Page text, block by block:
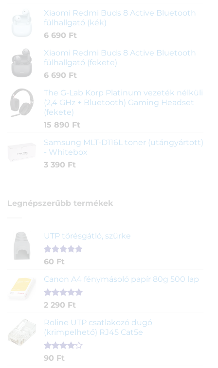
Xiaomi Redmi Buds 8 Active Bluetooth
fülhallgató (kék)
6 690 Ft
Xiaomi Redmi Buds 8 Active Bluetooth
fülhallgató (fekete)
6 690 Ft
The G-Lab Korp Platinum vezeték nélküli
(2,4 GHz + Bluetooth) Gaming Headset
(fekete)
15 890 Ft
Samsung MLT-D116L toner (utángyártott)
- Whitebox
3 390 Ft
Legnépszerűbb termékek
UTP törésgátló, szürke
Értékelés
ből,
1
értékelés
alapján
60 Ft
Canon A4 fénymásoló papír 80g 500 lap
Értékelés
ből,
2
értékelés
alapján
2 290 Ft
Roline UTP csatlakozó dugó
(krimpelhető) RJ45 Cat5e
Értékelés
2
90 Ft